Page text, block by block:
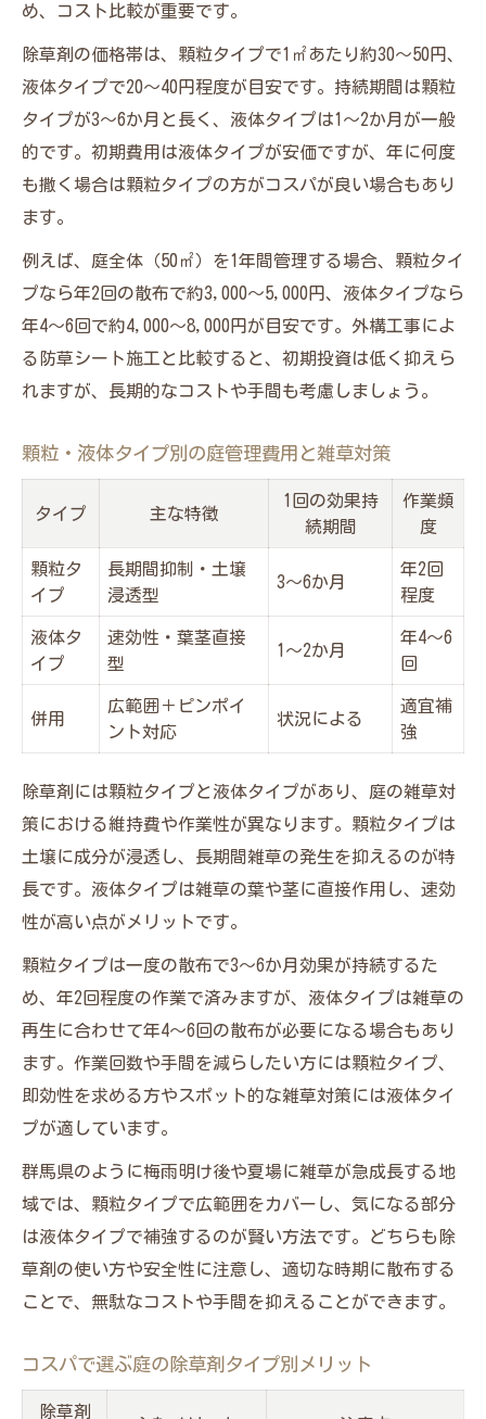
め、コスト比較が重要です。
除草剤の価格帯は、顆粒タイプで1㎡あたり約30～50円、
液体タイプで20～40円程度が目安です。持続期間は顆粒
タイプが3～6か月と長く、液体タイプは1～2か月が一般
的です。初期費用は液体タイプが安価ですが、年に何度
も撒く場合は顆粒タイプの方がコスパが良い場合もあり
ます。
例えば、庭全体（50㎡）を1年間管理する場合、顆粒タイ
プなら年2回の散布で約3,000～5,000円、液体タイプなら
年4～6回で約4,000～8,000円が目安です。外構工事によ
る防草シート施工と比較すると、初期投資は低く抑えら
れますが、長期的なコストや手間も考慮しましょう。
顆粒・液体タイプ別の庭管理費用と雑草対策
タイプ 主な特徴
1回の効果持
続期間
作業頻
度
顆粒タ
イプ
長期間抑制・土壌
浸透型
3～6か月
年2回
程度
液体タ
イプ
速効性・葉茎直接
型
1～2か月
年4～6
回
併用
広範囲＋ピンポイ
ント対応
状況による
適宜補
強
除草剤には顆粒タイプと液体タイプがあり、庭の雑草対
策における維持費や作業性が異なります。顆粒タイプは
土壌に成分が浸透し、長期間雑草の発生を抑えるのが特
長です。液体タイプは雑草の葉や茎に直接作用し、速効
性が高い点がメリットです。
顆粒タイプは一度の散布で3～6か月効果が持続するた
め、年2回程度の作業で済みますが、液体タイプは雑草の
再生に合わせて年4～6回の散布が必要になる場合もあり
ます。作業回数や手間を減らしたい方には顆粒タイプ、
即効性を求める方やスポット的な雑草対策には液体タイ
プが適しています。
群馬県のように梅雨明け後や夏場に雑草が急成長する地
域では、顆粒タイプで広範囲をカバーし、気になる部分
は液体タイプで補強するのが賢い方法です。どちらも除
草剤の使い方や安全性に注意し、適切な時期に散布する
ことで、無駄なコストや手間を抑えることができます。
コスパで選ぶ庭の除草剤タイプ別メリット
除草剤